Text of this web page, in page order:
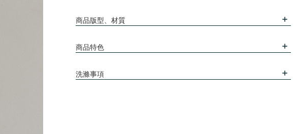
商品版型、材質
商品特色
洗滌事項